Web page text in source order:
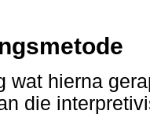
wat hierna
die